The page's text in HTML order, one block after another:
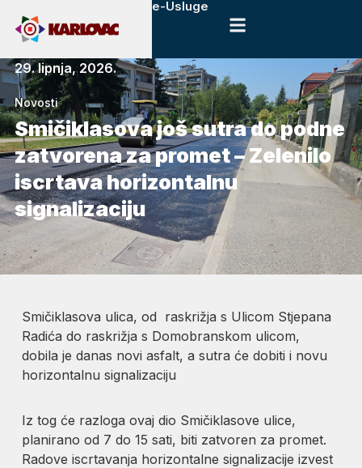
e-Usluge
29. lipnja, 2026.
Novosti
Smičiklasova još sutra do podne
zatvorena za promet – Zelenilo
iscrtava horizontalnu
signalizaciju
Smičiklasova ulica, od raskrižja s Ulicom Stjepana
Radića do raskrižja s Domobranskom ulicom,
dobila je danas novi asfalt, a sutra će dobiti i novu
horizontalnu signalizaciju
Iz tog će razloga ovaj dio Smičiklasove ulice,
planirano od 7 do 15 sati, biti zatvoren za promet.
Radove iscrtavanja horizontalne signalizacije izvest